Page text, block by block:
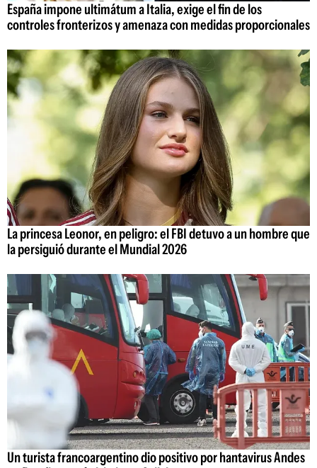
España impone ultimátum a Italia, exige el fin de los
controles fronterizos y amenaza con medidas proporcionales
La princesa Leonor, en peligro: el FBI detuvo a un hombre que
la persiguió durante el Mundial 2026
Un turista francoargentino dio positivo por hantavirus Andes